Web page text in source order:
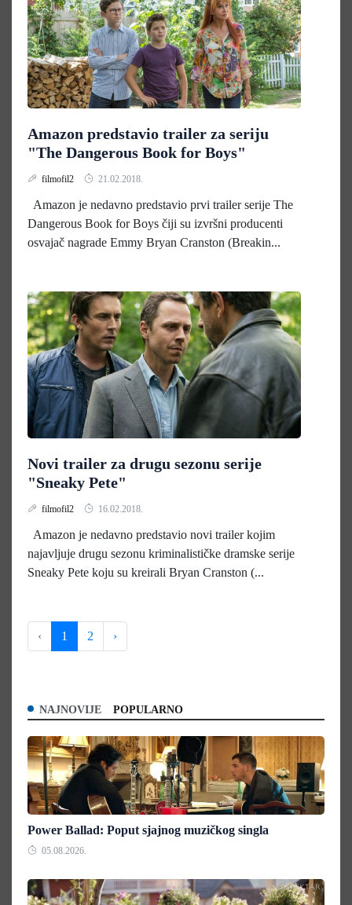
Amazon predstavio trailer za seriju
"The Dangerous Book for Boys"
filmofil2 21.02.2018.
Amazon je nedavno predstavio prvi trailer serije The
Dangerous Book for Boys čiji su izvršni producenti
osvajač nagrade Emmy Bryan Cranston (Breakin...
Novi trailer za drugu sezonu serije
"Sneaky Pete"
filmofil2 16.02.2018.
Amazon je nedavno predstavio novi trailer kojim
najavljuje drugu sezonu kriminalističke dramske serije
Sneaky Pete koju su kreirali Bryan Cranston (...
‹ 1 2 ›
NAJNOVIJE POPULARNO
Power Ballad: Poput sjajnog muzičkog singla
05.08.2026.